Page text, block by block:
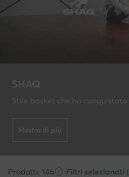
SHAQ
Stile basket che ha
Mostra di più
Prodotti: 146 ·Filtri selezionati